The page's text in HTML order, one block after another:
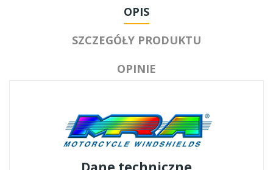
OPIS
SZCZEGÓŁY PRODUKTU
OPINIE